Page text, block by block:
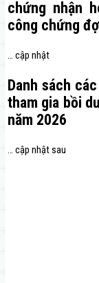
chứng nhận
công chứng
… cập nhật
Danh sách
tham gia bồi
năm 2026
… cập nhật sau